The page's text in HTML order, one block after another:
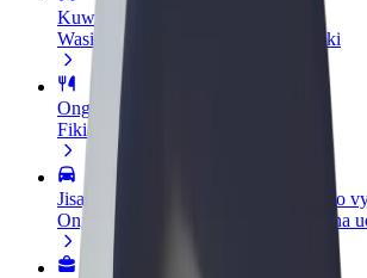
Kuwa tarishi
Wasilisha chakula na ulipwe kila wiki
Ongeza mgahawa au duka
Fikia wateja zaidi na ongeza mapato
Jisajili hapa kama mmiliki wa vyombo
Ongeza motokaa yako kwenye Bolt na